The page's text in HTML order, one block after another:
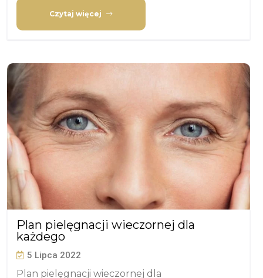
Czytaj więcej
Plan pielęgnacji wieczornej dla
każdego
5 Lipca 2022
Plan pielęgnacji wieczornej dla